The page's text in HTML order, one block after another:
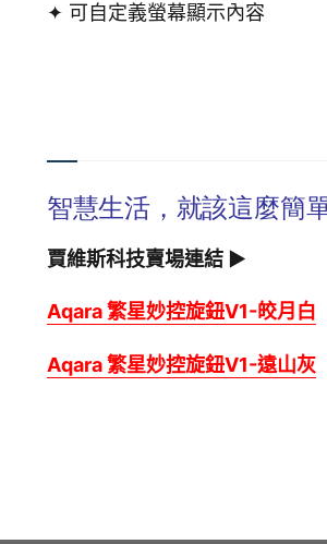
✦ 可自定義螢幕顯示內容
智慧生活，就該這麼簡
賈維斯科技賣場連結 ▶
Aqara 繁星妙控旋鈕V1-皎月白
Aqara 繁星妙控旋鈕V1-遠山灰